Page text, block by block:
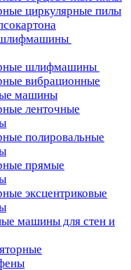
циркулярные пилы
шлифмашины
вибрационные
машины
ленточные
полировальные
прямые
эксцентриковые
машины для стен и